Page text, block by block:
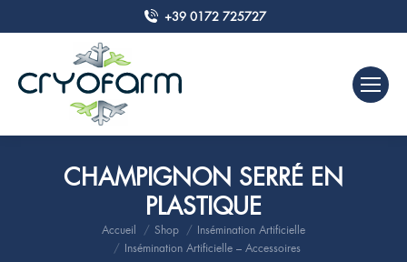
+39 0172 725727
CHAMPIGNON SERRÉ EN
PLASTIQUE
Vous êtes ici :Accueil Shop
Insémination Artificielle
Insémination Artificielle – Accessoires